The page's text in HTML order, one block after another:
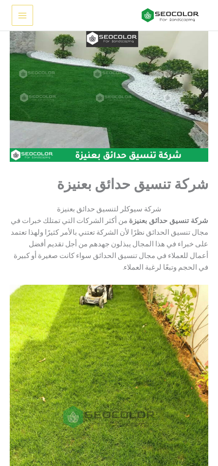
شركة تنسيق حدائق بعنيزة
شركة سيوكلر لتنسيق حدائق بعنيزة
شركة تنسيق حدائق بعنيزة من أكثر الشركات التي تمتلك خبرات في
مجال تنسيق الحدائق نظرًا لأن الشركة تعتني بالأمر كثيرًا ولهذا تعتمد
على خبراء في هذا المجال يبذلون جهدهم من أجل تقديم أفضل
أعمال للعملاء في مجال تنسيق الحدائق سواء كانت صغيرة أو كبيرة
في الحجم وتبعًا لرغبة العملاء.